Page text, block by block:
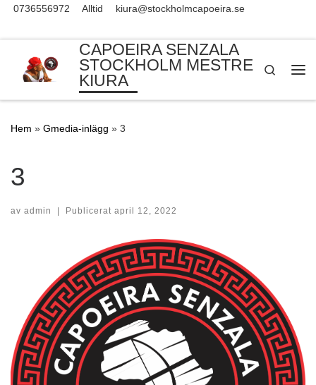
0736556972 Alltid kiura@stockholmcapoeira.se
CAPOEIRA SENZALA
STOCKHOLM MESTRE
KIURA
Search
Hem » Gmedia-inlägg » 3
3
av admin | Publicerat april 12, 2022